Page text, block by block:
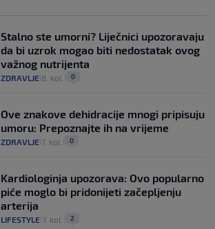
Stalno ste umorni? Liječnici upozoravaju
da bi uzrok mogao biti nedostatak ovog
važnog nutrijenta
ZDRAVLJE 8. kol. 0
Ove znakove dehidracije mnogi pripisuju
umoru: Prepoznajte ih na vrijeme
ZDRAVLJE 7. kol. 0
Kardiologinja upozorava: Ovo popularno
piće moglo bi pridonijeti začepljenju
arterija
LIFESTYLE 7. kol. 2